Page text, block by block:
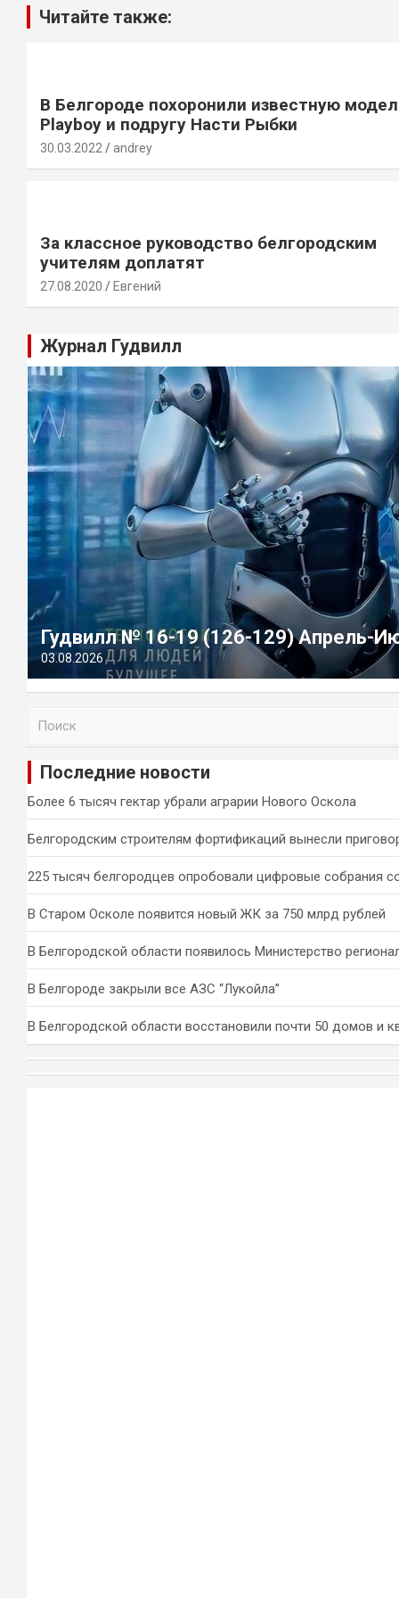
Читайте также:
В Белгороде похоронили известную
Playboy и подругу Насти Рыбки
30.03.2022 andrey
За классное руководство белгородским
учителям доплатят
27.08.2020 Евгений
Журнал Гудвилл
Гудвилл № 16-19 (126-129) Апрель-
03.08.2026
и
Последние новости
Более 6 тысяч гектар убрали аграрии Нового Оскола
Белгородским строителям фортификаций вынесли
225 тысяч белгородцев опробовали цифровые собрания
В Старом Осколе появится новый ЖК за 750 млрд рублей
В Белгородской области появилось Министерство
В Белгороде закрыли все АЗС “Лукойла”
В Белгородской области восстановили почти 50 домов и